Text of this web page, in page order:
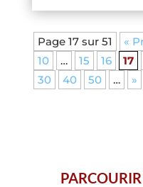
Page 17 sur 51 «
10
… 15 16 17
30
40 50 … »